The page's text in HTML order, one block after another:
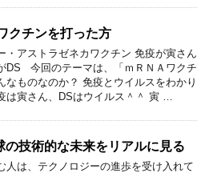
クチンを打った方
・アストラゼネカワクチン 免疫が寅さん
DS 今回のテーマは、「ｍＲＮＡワクチ
なものなのか？ 免疫とウイルスをわかり
は寅さん、DSはウイルス＾＾ 寅 …
の技術的な未来をリアルに見る
人は、テクノロジーの進歩を受け入れて